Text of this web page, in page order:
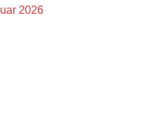
2026